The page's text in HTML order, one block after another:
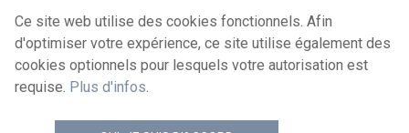
Conditions de réutilisation
Contactez-nous
Ce site web utilise des cookies fonctionnels. Afin
d'optimiser votre expérience, ce site utilise également des
cookies optionnels pour lesquels votre autorisation est
requise. Plus d'infos.